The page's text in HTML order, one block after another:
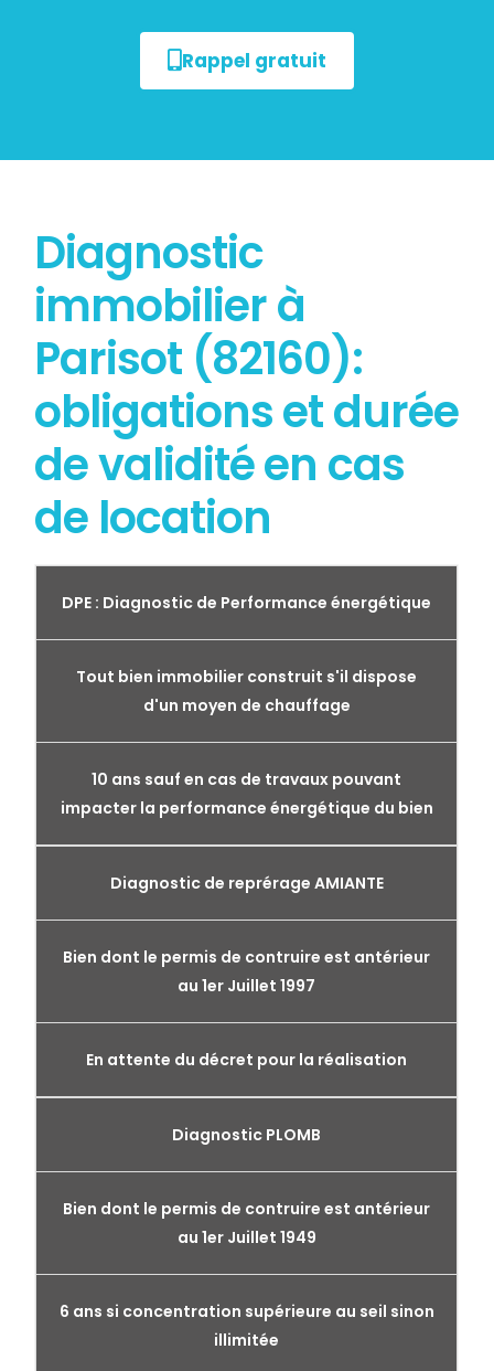
Rappel gratuit
Diagnostic
immobilier à
Parisot (82160):
obligations et durée
de validité en cas
de location
DPE : Diagnostic de Performance énergétique
Tout bien immobilier construit s'il dispose
d'un moyen de chauffage
10 ans sauf en cas de travaux pouvant
impacter la performance énergétique du bien
Diagnostic de reprérage AMIANTE
Bien dont le permis de contruire est antérieur
au 1er Juillet 1997
En attente du décret pour la réalisation
Diagnostic PLOMB
Bien dont le permis de contruire est antérieur
au 1er Juillet 1949
6 ans si concentration supérieure au seil sinon
illimitée